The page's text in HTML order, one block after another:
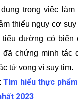
trong việc
thiểu nguy cơ
đường có biến
đã chứng minh tác
tử vong vì suy tim.
Tìm hiểu thực
2023